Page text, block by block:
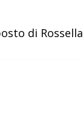
di Rossella